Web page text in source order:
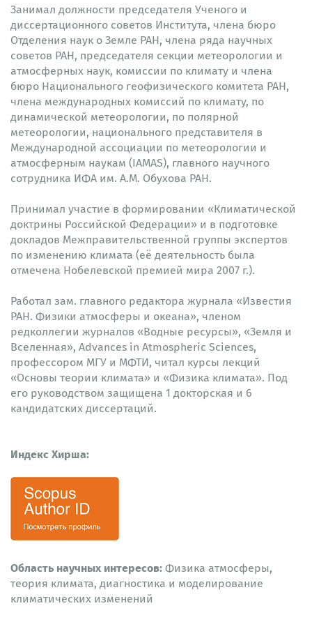
Занимал должности председателя Ученого и
диссертационного советов Института, члена бюро
Отделения наук о Земле РАН, члена ряда научных
советов РАН, председателя секции метеорологии и
атмосферных наук, комиссии по климату и члена
бюро Национального геофизического комитета РАН,
члена международных комиссий по климату, по
динамической метеорологии, по полярной
метеорологии, национального представителя в
Международной ассоциации по метеорологии и
атмосферным наукам (IAMAS), главного научного
сотрудника ИФА им. А.М. Обухова РАН.
Принимал участие в формировании «Климатической
доктрины Российской Федерации» и в подготовке
докладов Межправительственной группы экспертов
по изменению климата (её деятельность была
отмечена Нобелевской премией мира 2007 г.).
Работал зам. главного редактора журнала «Известия
РАН. Физики атмосферы и океана», членом
редколлегии журналов «Водные ресурсы», «Земля и
Вселенная», Advances in Atmospheric Sciences,
профессором МГУ и МФТИ, читал курсы лекций
«Основы теории климата» и «Физика климата». Под
его руководством защищена 1 докторская и 6
кандидатских диссертаций.
Индекс Хирша:
Область научных интересов:Физика атмосферы,
теория климата, диагностика и моделирование
климатических изменений